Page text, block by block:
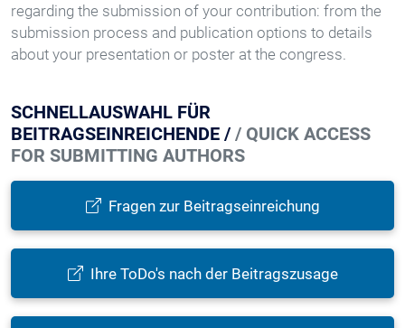
regarding the submission of your contribution: from the
submission process and publication options to details
about your presentation or poster at the congress.
SCHNELLAUSWAHL FÜR
BEITRAGSEINREICHENDE / / QUICK ACCESS
FOR SUBMITTING AUTHORS
Fragen zur Beitragseinreichung
Ihre ToDo's nach der Beitragszusage